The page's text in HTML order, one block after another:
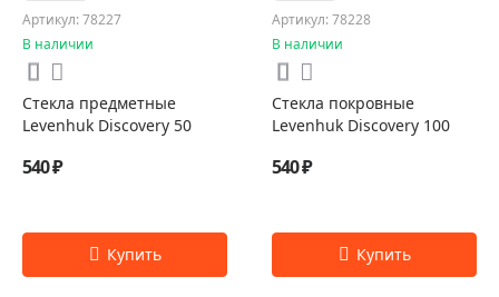
Артикул: 78227
В наличии
Стекла предметные
Levenhuk Discovery 50
540 ₽
Артикул: 78228
В наличии
Стекла покровные
Levenhuk Discovery 100
540 ₽